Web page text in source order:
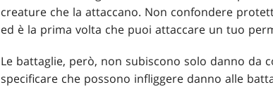
creature che la attaccano. Non confondere
ed è la prima volta che puoi attaccare un tuo
Le battaglie, però, non subiscono solo danno da
specificare che possono infliggere danno alle